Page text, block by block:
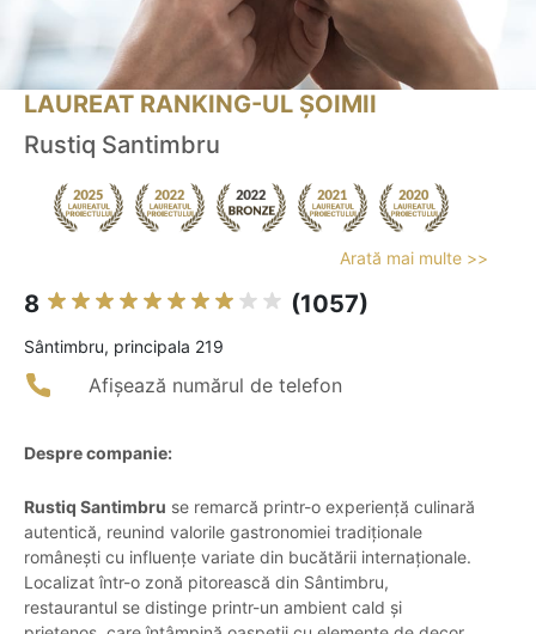
LAUREAT RANKING-UL ȘOIMII
Rustiq Santimbru
Arată mai multe >>
8 (1057)
Sântimbru, principala 219
Afișează numărul de telefon
Despre companie:
Rustiq Santimbru se remarcă printr-o experiență culinară
autentică, reunind valorile gastronomiei tradiționale
românești cu influențe variate din bucătării internaționale.
Localizat într-o zonă pitorească din Sântimbru,
restaurantul se distinge printr-un ambient cald și